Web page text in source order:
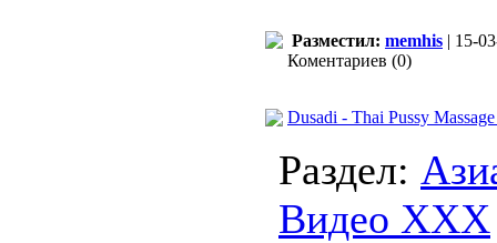
Разместил: memhis | 15-
Коментариев (0)
Dusadi - Thai Pussy
Раздел:
Видео ХХХ